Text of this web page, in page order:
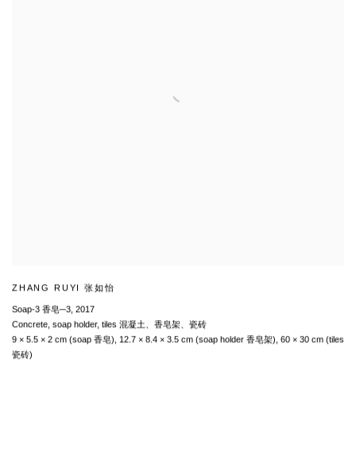
ZHANG RUYI 张如怡
Soap-3 香皂─3 2017
Concrete soap holder, tiles 混凝土、香皂架、瓷砖
9 × 5.5 × 2 cm (soap 香皂)
12.7 × 8.4 × 3.5 cm (soap holder 香皂架) 60 × 30 cm (tiles
瓷砖)